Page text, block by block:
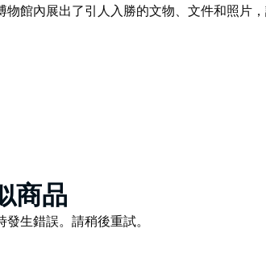
物館內展出了引人入勝的文物、文件和照片
，受到鎮民的熱情接待（見時間線）。
商品
生錯誤。請稍後重試。